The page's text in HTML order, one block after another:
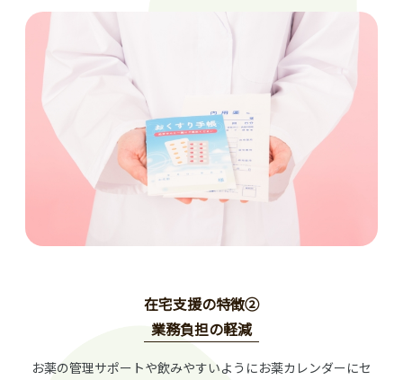
在宅支援の特徴②
業務負担の軽減
お薬の管理サポートや飲みやすいようにお薬カレンダーにセ